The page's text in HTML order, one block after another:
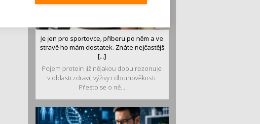
Je jen pro sportovce, přiberu po něm a ve
stravě ho mám dostatek. Znáte nejčastějš
[...]
Pojem protein již nějakou dobu rezonuje
v oblasti zdraví, výživy i dlouhověkosti.
Přesto se o ně...